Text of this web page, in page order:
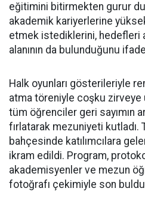
eğitimini bitirmekten gurur
akademik kariyerlerine
etmek istediklerini, hedefleri
alanının da bulunduğunu
Halk oyunları gösterileriyle
atma töreniyle coşku zirveye
tüm öğrenciler geri sayımın
fırlatarak mezuniyeti kutladı.
bahçesinde katılımcılara
ikram edildi. Program,
akademisyenler ve mezun
fotoğrafı çekimiyle son